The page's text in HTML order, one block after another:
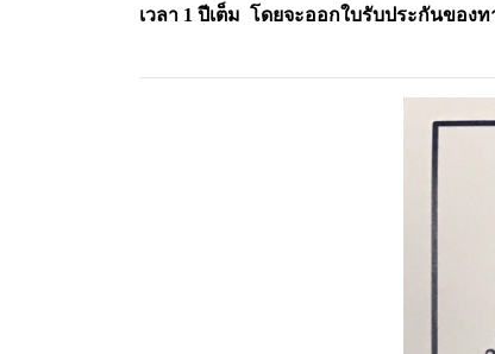
เวลา 1 ปีเต็ม โดยจะออกใบรับประกันของ